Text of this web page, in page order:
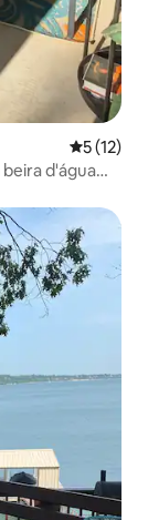
5 de uma
5 (12)
d'água